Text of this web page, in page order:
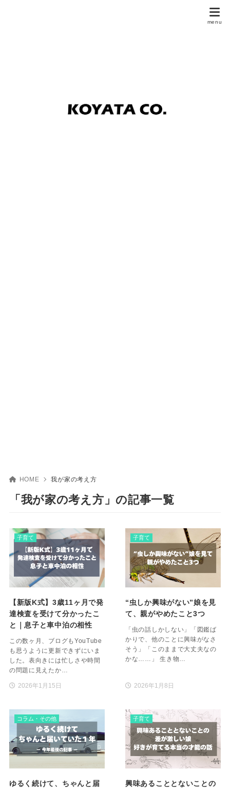
HOME 我が家の考え方
「我が家の考え方」の記事一覧
【新版K式】3歳11ヶ月で発
達検査を受けて分かったこ
と｜息子と車中泊の相性
この数ヶ月、ブログもYouTube
も思うように更新できずにいま
した。表向きには忙しさや時間
の問題に見えたか…
2026年1月15日
子育て
“虫しか興味がない”娘を見
て、親がやめたこと3つ
「虫の話しかしない」「図鑑ば
かりで、他のことに興味がなさ
そう」「このままで大丈夫なの
かな……」 生き物…
2026年1月8日
子育て
ゆるく続けて、ちゃんと届
コラム・その他
興味あることとないことの
子育て